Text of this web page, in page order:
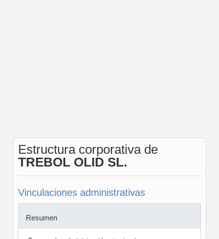
Estructura corporativa de
TREBOL OLID SL.
Vinculaciones administrativas
Resumen